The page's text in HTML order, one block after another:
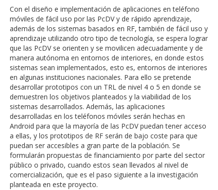
Con el diseño e implementación de aplicaciones en teléfono
móviles de fácil uso por las PcDV y de rápido aprendizaje,
además de los sistemas basados en RF, también de fácil uso y
aprendizaje utilizando otro tipo de tecnología, se espera lograr
que las PcDV se orienten y se movilicen adecuadamente y de
manera autónoma en entornos de interiores, en donde estos
sistemas sean implementados, esto es, entornos de interiores
en algunas instituciones nacionales. Para ello se pretende
desarrollar prototipos con un TRL de nivel 4 o 5 en donde se
demuestren los objetivos planteados y la viabilidad de los
sistemas desarrollados. Además, las aplicaciones
desarrolladas en los teléfonos móviles serán hechas en
Android para que la mayoría de las PcDV puedan tener acceso
a ellas, y los prototipos de RF serán de bajo coste para que
puedan ser accesibles a gran parte de la población. Se
formularán propuestas de financiamiento por parte del sector
público o privado, cuando estos sean llevados al nivel de
comercialización, que es el paso siguiente a la investigación
planteada en este proyecto.